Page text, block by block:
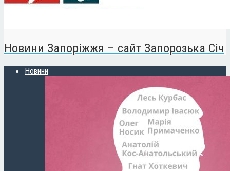
Новини Запоріжжя – сайт Запорозька Січ
Новини